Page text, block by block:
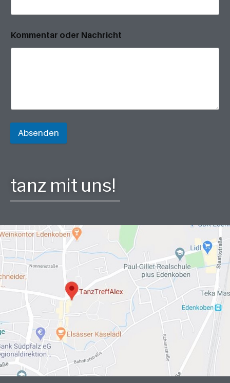
Kommentar oder Nachricht
Absenden
tanz mit uns!